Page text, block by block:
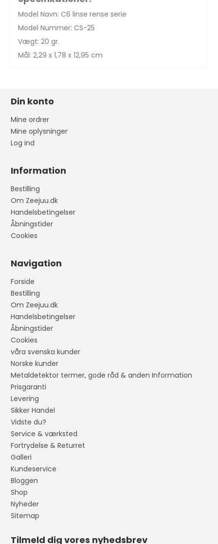
Model Navn: C6 linse rense serie
Model Nummer: CS-25
Vægt: 20 gr.
Mål: 2,29 x 1,78 x 12,95 cm
Din konto
Mine ordrer
Mine oplysninger
Log ind
Information
Bestilling
Om Zeejuu.dk
Handelsbetingelser
Åbningstider
Cookies
Navigation
Forside
Bestilling
Om Zeejuu.dk
Handelsbetingelser
Åbningstider
Cookies
våra svenska kunder
Norske kunder
Metaldetektor termer, gode råd & anden Information
Prisgaranti
Levering
Sikker Handel
Vidste du?
Service & værksted
Fortrydelse & Returret
Galleri
Kundeservice
Bloggen
Shop
Nyheder
Sitemap
Tilmeld dig vores nyhedsbrev